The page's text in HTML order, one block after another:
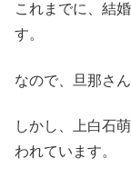
これまでに、結
す。
なので、旦那さ
しかし、上白石
われています。